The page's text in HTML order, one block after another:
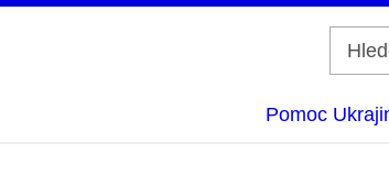
Pomoc